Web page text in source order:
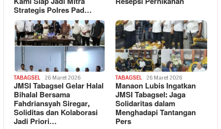
Strategis Polres Pad…
TABAGSEL 26 Maret 2026
JMSI Tabagsel Gelar Halal
Bihalal Bersama
Fahdriansyah Siregar,
Soliditas dan Kolaborasi
Jadi Priori…
TABAGSEL 26 Maret 2026
Manaon Lubis Ingatkan
JMSI Tabagsel: Jaga
Solidaritas dalam
Menghadapi Tantangan
Pers